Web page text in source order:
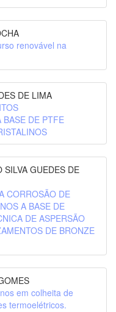
renovável na
DE LIMA
DE PTFE
SILVA GUEDES DE
CORROSÃO DE
A BASE DE
DE ASPERSÃO
DE BRONZE
em colheita de
termoelétricos.